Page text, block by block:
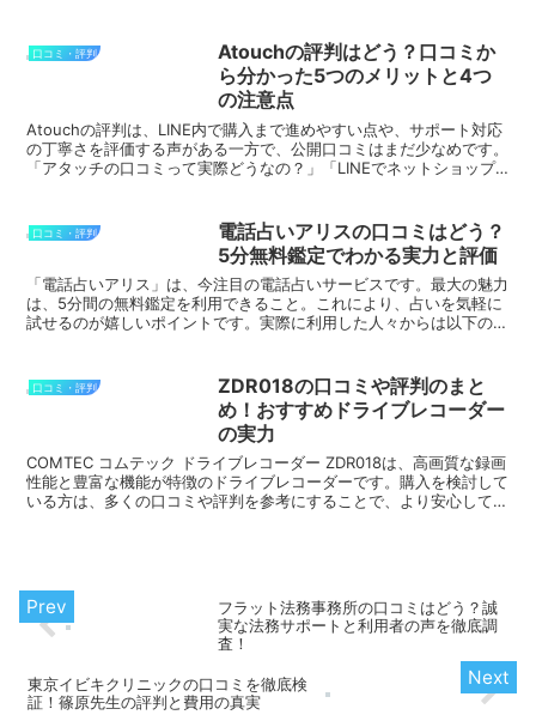
口コミ・評判
Atouchの評判はどう？口コミか
ら分かった5つのメリットと4つ
の注意点
Atouchの評判は、LINE内で購入まで進めやすい点や、サポート対応
の丁寧さを評価する声がある一方で、公開口コミはまだ少なめです。
「アタッチの口コミって実際どうなの？」「LINEでネットショップ
口コミ・評判
電話占いアリスの口コミはどう？
5分無料鑑定でわかる実力と評価
「電話占いアリス」は、今注目の電話占いサービスです。最大の魅力
は、5分間の無料鑑定を利用できること。これにより、占いを気軽に
試せるのが嬉しいポイントです。実際に利用した人々からは以下のよ
口コミ・評判
ZDR018の口コミや評判のまと
め！おすすめドライブレコーダー
の実力
COMTEC コムテック ドライブレコーダー ZDR018は、高画質な録画
性能と豊富な機能が特徴のドライブレコーダーです。購入を検討して
いる方は、多くの口コミや評判を参考にすることで、より安心して購
フラット法務事務所の口コミはどう？誠
実な法務サポートと利用者の声を徹底調
査！
東京イビキクリニックの口コミを徹底検
証！篠原先生の評判と費用の真実